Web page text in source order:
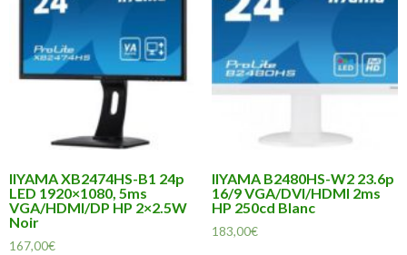
IIYAMA XB2474HS-B1 24p
LED 1920×1080, 5ms
VGA/HDMI/DP HP 2×2.5W
Noir
167,00€
IIYAMA B2480HS-W2 23.6p
16/9 VGA/DVI/HDMI 2ms
HP 250cd Blanc
183,00€